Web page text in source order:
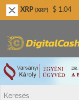
(XRP) $ 1.04
Digitalcash.hu